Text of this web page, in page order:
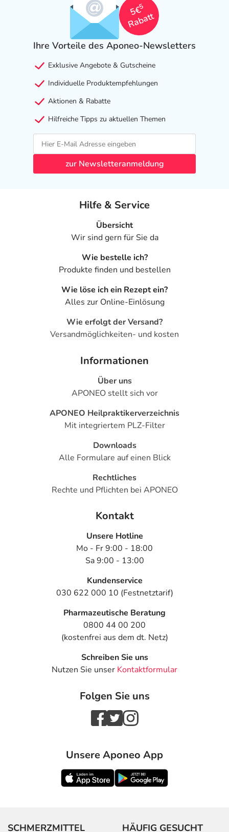
5€
5
Rabatt
Ihre Vorteile des Aponeo-Newsletters
Exklusive Angebote & Gutscheine
Individuelle Produktempfehlungen
Aktionen & Rabatte
Hilfreiche Tipps zu aktuellen Themen
zur Newsletteranmeldung
Hilfe & Service
Übersicht
Wir sind gern für Sie da
Wie bestelle ich?
Produkte finden und bestellen
Wie löse ich ein Rezept ein?
Alles zur Online-Einlösung
Wie erfolgt der Versand?
Versandmöglichkeiten- und kosten
Informationen
Über uns
APONEO stellt sich vor
APONEO Heilpraktikerverzeichnis
Mit integriertem PLZ-Filter
Downloads
Alle Formulare auf einen Blick
Rechtliches
Rechte und Pflichten bei APONEO
Kontakt
Unsere Hotline
Mo - Fr 9:00 - 18:00
Sa 9:00 - 13:00
Kundenservice
030 622 000 10 (Festnetztarif)
Pharmazeutische Beratung
0800 44 00 200
(kostenfrei aus dem dt. Netz)
Schreiben Sie uns
Nutzen Sie unser Kontaktformular
Folgen Sie uns
Unsere Aponeo App
SCHMERZMITTEL HÄUFIG GESUCHT